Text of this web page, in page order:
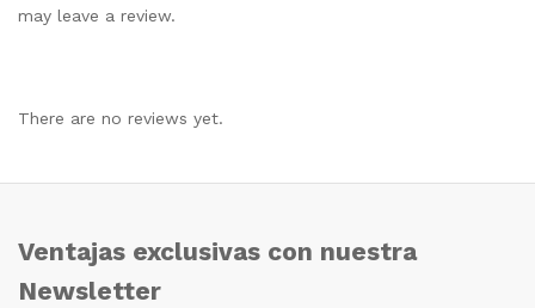
may leave a review.
There are no reviews yet.
Ventajas exclusivas con nuestra
Newsletter